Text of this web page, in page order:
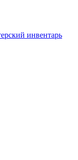
инвентарь